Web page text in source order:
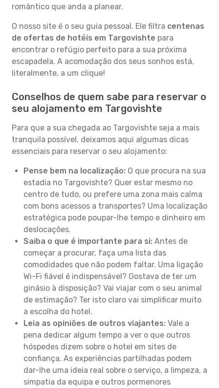
romântico que anda a planear.
O nosso site é o seu guia pessoal. Ele filtra centenas
de ofertas de hotéis em Targovishte para
encontrar o refúgio perfeito para a sua próxima
escapadela. A acomodação dos seus sonhos está,
literalmente, a um clique!
Conselhos de quem sabe para reservar o
seu alojamento em Targovishte
Para que a sua chegada ao Targovishte seja a mais
tranquila possível, deixamos aqui algumas dicas
essenciais para reservar o seu alojamento:
Pense bem na localização: O que procura na sua
estadia no Targovishte? Quer estar mesmo no
centro de tudo, ou prefere uma zona mais calma
com bons acessos a transportes? Uma localização
estratégica pode poupar-lhe tempo e dinheiro em
deslocações.
Saiba o que é importante para si: Antes de
começar a procurar, faça uma lista das
comodidades que não podem faltar. Uma ligação
Wi-Fi fiável é indispensável? Gostava de ter um
ginásio à disposição? Vai viajar com o seu animal
de estimação? Ter isto claro vai simplificar muito
a escolha do hotel.
Leia as opiniões de outros viajantes: Vale a
pena dedicar algum tempo a ver o que outros
hóspedes dizem sobre o hotel em sites de
confiança. As experiências partilhadas podem
dar-lhe uma ideia real sobre o serviço, a limpeza, a
simpatia da equipa e outros pormenores